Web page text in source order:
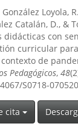
Loyola,
Catalán, D., &
didácticas con
curricular
de
Pedagógicos, 48
S0718-
cita